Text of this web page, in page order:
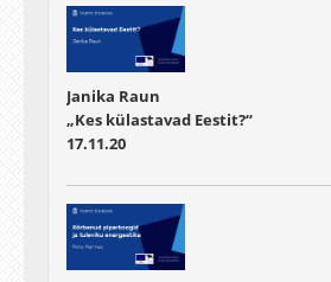
Janika Raun
„Kes külastavad Eestit?“
17.11.20